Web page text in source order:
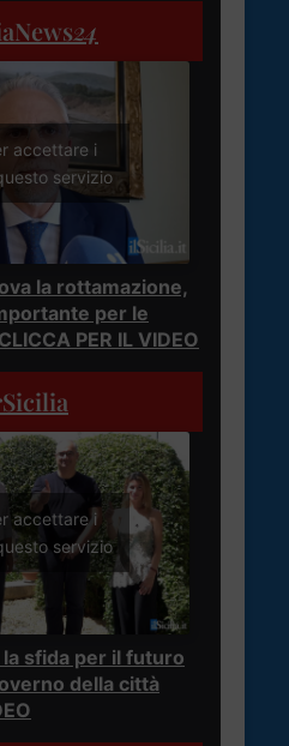
24
accettare i
servizio
la rottamazione,
per le
PER IL VIDEO
accettare i
servizio
la sfida per il futuro
della città